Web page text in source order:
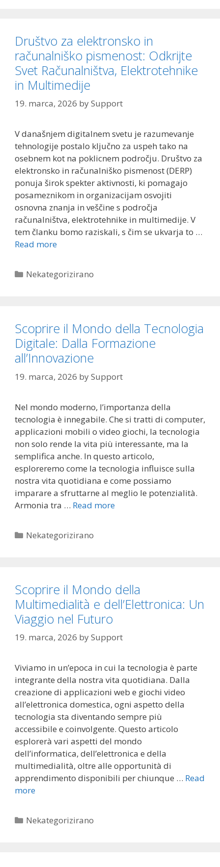
Društvo za elektronsko in
računalniško pismenost: Odkrijte
Svet Računalništva, Elektrotehnike
in Multimedije
19. marca, 2026 bySupport
V današnjem digitalnem svetu je razumevanje
tehnologije postalo ključno za uspeh tako na
osebnem kot na poklicnem področju. Društvo za
elektronsko in računalniško pismenost (DERP)
ponuja širok spekter aktivnosti, ki pomagajo
posameznikom in organizacijam osvojiti
osnovna znanja in veščine s področja
računalništva, elektrotehnike in multimedije. V
tem članku bomo raziskali, s čim se ukvarja to …
Read more
Categories
Nekategorizirano
Scoprire il Mondo della Tecnologia
Digitale: Dalla Formazione
all’Innovazione
19. marca, 2026 bySupport
Nel mondo moderno, l’importanza della
tecnologia è innegabile. Che si tratti di computer,
applicazioni mobili o video giochi, la tecnologia
non solo rende la vita più interessante, ma la
semplifica anche. In questo articolo,
esploreremo come la tecnologia influisce sulla
nostra vita quotidiana e come possiamo
imparare a sfruttarne al meglio le potenzialità.
Armonia tra … Read more
Categories
Nekategorizirano
Scoprire il Mondo della
Multimedialità e dell’Elettronica: Un
Viaggio nel Futuro
19. marca, 2026 bySupport
Viviamo in un’epoca in cui la tecnologia è parte
integrante della nostra vita quotidiana. Dalla
creazione di applicazioni web e giochi video
all’elettronica domestica, ogni aspetto della
tecnologia sta diventando sempre più
accessibile e coinvolgente. Questo articolo
esplorerà vari aspetti del mondo
dell’informatica, dell’elettronica e della
multimedialità, oltre alle opportunità di
apprendimento disponibili per chiunque … Read
more
Categories
Nekategorizirano